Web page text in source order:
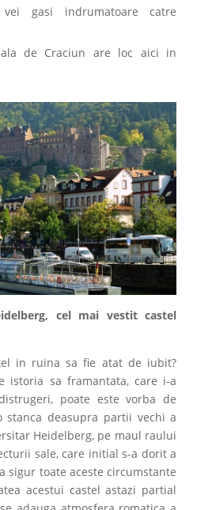
vei gasi indrumatoare catre
de Craciun are loc aici in
cel mai vestit castel
in ruina sa fie atat de iubit?
istoria sa framantata, care i-a
poate este vorba de
stanca deasupra partii vechi a
Heidelberg, pe maul raului
sale, care initial s-a dorit a
sigur toate aceste circumstante
acestui castel astazi partial